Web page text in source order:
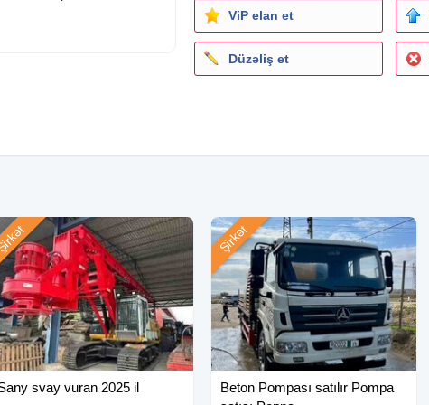
ViP elan et
Düzəliş et
svay vuran 2025 il
Beton Pompası satılır Pompa
Şirkət